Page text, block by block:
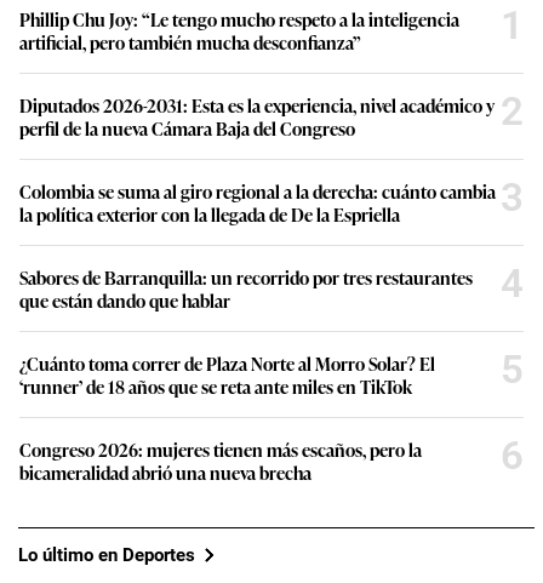
Phillip Chu Joy: “Le tengo mucho respeto a la inteligencia
artificial, pero también mucha desconfianza”
1
Diputados 2026-2031: Esta es la experiencia, nivel académico y
perfil de la nueva Cámara Baja del Congreso
2
Colombia se suma al giro regional a la derecha: cuánto cambia
la política exterior con la llegada de De la Espriella
3
Sabores de Barranquilla: un recorrido por tres restaurantes
que están dando que hablar
4
¿Cuánto toma correr de Plaza Norte al Morro Solar? El
‘runner’ de 18 años que se reta ante miles en TikTok
5
Congreso 2026: mujeres tienen más escaños, pero la
bicameralidad abrió una nueva brecha
6
Lo último en Deportes